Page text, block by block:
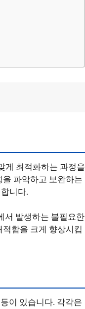
게 최적화하는 과정을
파악하고 보완하는
니다.
서 발생하는 불필요한
함을 크게 향상시킵
이 있습니다. 각각은